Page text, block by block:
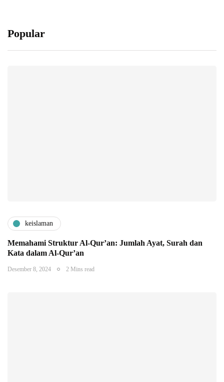
Popular
keislaman
Memahami Struktur Al-Qur’an: Jumlah Ayat, Surah dan
Kata dalam Al-Qur’an
Desember 8, 2024 2 Mins read